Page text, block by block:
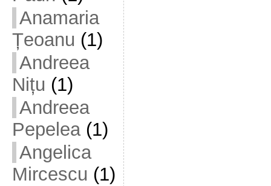
Anamaria
Țeoanu (1)
Andreea
Nițu (1)
Andreea
Pepelea(1)
Angelica
Mircescu (1)